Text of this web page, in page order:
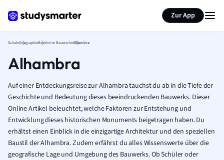
Zur App
SchuleGeographieBerühmte BauwerkeAlhambra
Alhambra
Auf einer Entdeckungsreise zur Alhambra tauchst du ab in die Tiefe der
Geschichte und Bedeutung dieses beeindruckenden Bauwerks. Dieser
Online Artikel beleuchtet, welche Faktoren zur Entstehung und
Entwicklung dieses historischen Monuments beigetragen haben. Du
erhältst einen Einblick in die einzigartige Architektur und den speziellen
Baustil der Alhambra. Zudem erfährst du alles Wissenswerte über die
geografische Lage und Umgebung des Bauwerks. Ob Schüler oder
Seite zusammenfassen